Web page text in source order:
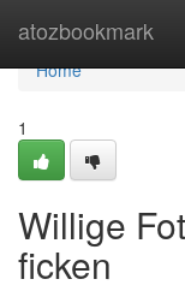
atozbookmark
Home
Home
1
Willige
ficken